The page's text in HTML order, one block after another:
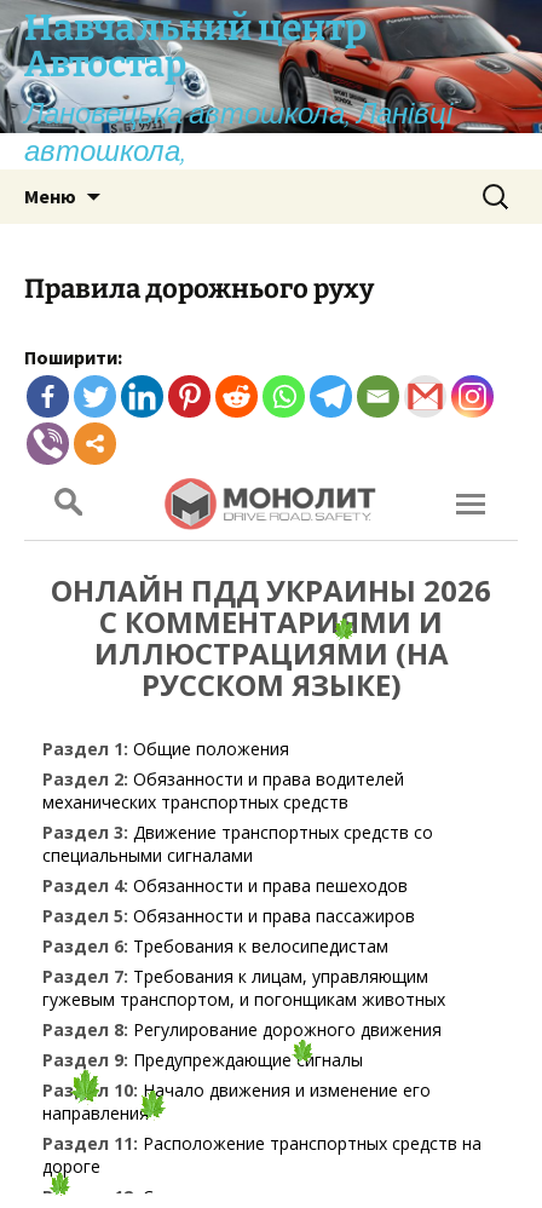
Перейти
до
вмісту
Навчальний центр
Автостар
Лановецька автошкола, Ланівці
автошкола,
Меню Пошук:
Правила дорожнього руху
Поширити: